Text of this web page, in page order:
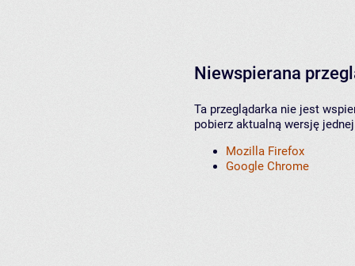
Niewspierana
Ta przeglądarka nie jest
pobierz aktualną wersję
Mozilla Firefox
Google Chrome